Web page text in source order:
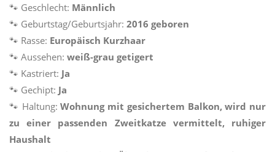
🐾 Geschlecht: Männlich
🐾 Geburtstag/Geburtsjahr: 2016 geboren
🐾 Rasse: Europäisch Kurzhaar
🐾 Aussehen: weiß-grau getigert
🐾 Kastriert: Ja
🐾 Gechipt: Ja
🐾 Haltung:Wohnung mit gesichertem Balkon, wird nur
zu einer passenden Zweitkatze vermittelt, ruhiger
Haushalt